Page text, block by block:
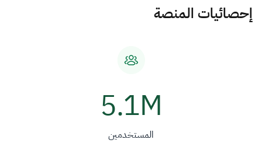
إحصائيات المنصة
5.1M
المستخدمين